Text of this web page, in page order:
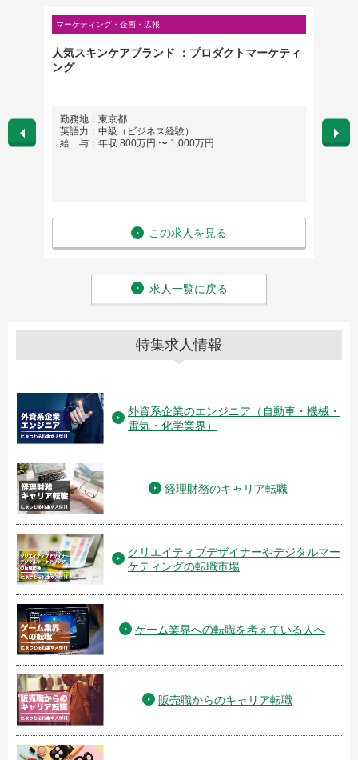
マーケティング・企画・広報
人気スキンケアブランド ：プロダクトマーケティ
ング
勤務地：東京都
英語力：中級（ビジネス経験）
給 与：年収 800万円 〜 1,000万円
この求人を見る
勤務
英語
給
求人一覧に戻る
特集求人情報
外資系企業のエンジニア（自動車・機械・
電気・化学業界）
経理財務のキャリア転職
クリエイティブデザイナーやデジタルマー
ケティングの転職市場
ゲーム業界への転職を考えている人へ
販売職からのキャリア転職